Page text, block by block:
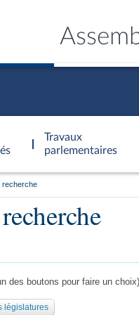
Travaux
parlementaires
recherche
des boutons pour faire un choix)
législatures